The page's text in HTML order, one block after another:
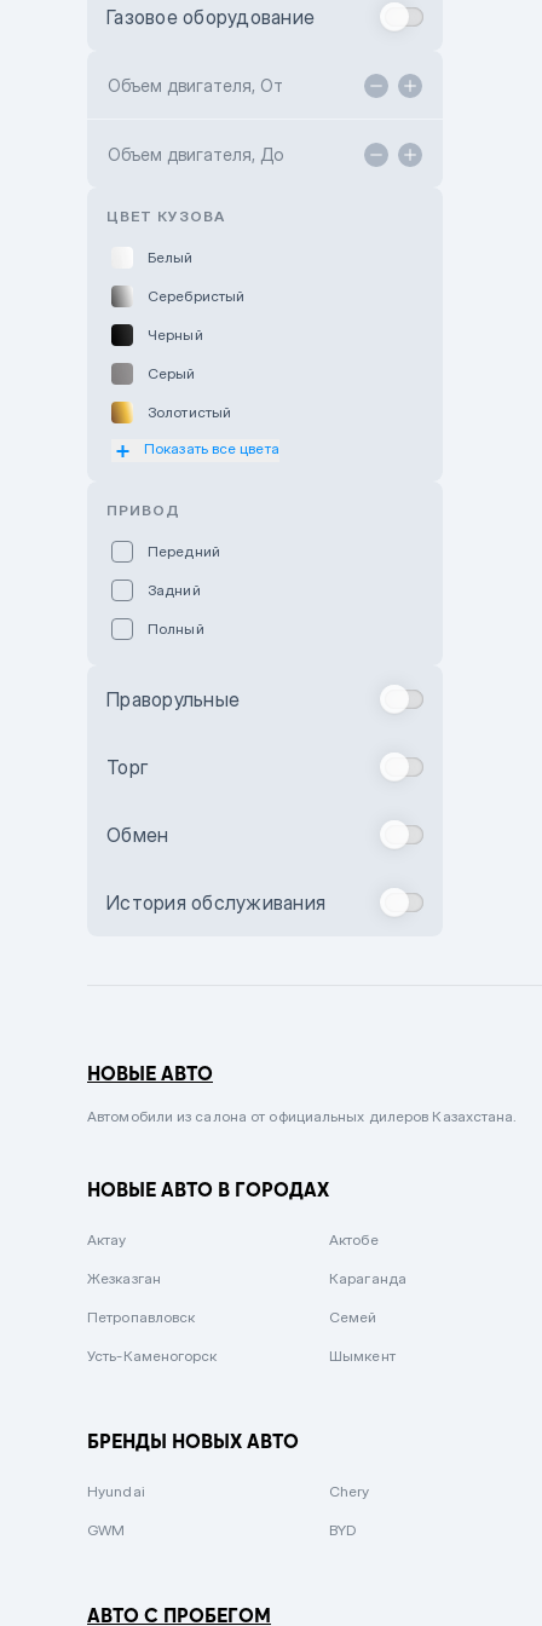
Toyota Kokshetau
Hyundai ShymCity
Газовое оборудование
Объем двигателя, От
Объем двигателя, До
ЦВЕТ КУЗОВА
Белый
Серебристый
Черный
Серый
Золотистый
Оранжевый
Бежевый
Комбинированный
Сиреневый металлик
Вишневый
Зеленый металлик
Показать все цвета
ПРИВОД
Передний
Задний
Полный
Праворульные
Торг
Обмен
История обслуживания
НОВЫЕ АВТО
Автомобили из салона от официальных дилеров Казахстана.
НОВЫЕ АВТО В ГОРОДАХ
Актау Актобе
Жезказган Караганда
Петропавловск Семей
Усть-Каменогорск Шымкент
БРЕНДЫ НОВЫХ АВТО
Hyundai Chery
GWM BYD
АВТО С ПРОБЕГОМ